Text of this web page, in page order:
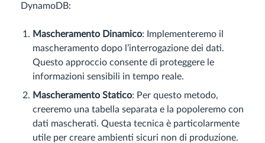
DynamoDB:
Mascheramento Dinamico: Implementeremo il
mascheramento dopo l’interrogazione dei dati.
Questo approccio consente di proteggere le
informazioni sensibili in tempo reale.
Mascheramento Statico: Per questo metodo,
creeremo una tabella separata e la popoleremo con
dati mascherati. Questa tecnica è particolarmente
utile per creare ambienti sicuri non di produzione.